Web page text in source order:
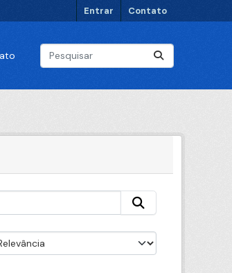
Entrar Contato